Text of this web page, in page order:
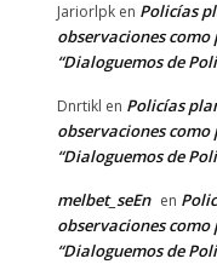
Jariorlpk en Policías
observaciones
“Dialoguemos de
Dnrtikl en Policías
observaciones
“Dialoguemos de
melbet_seEn en
observaciones
“Dialoguemos de